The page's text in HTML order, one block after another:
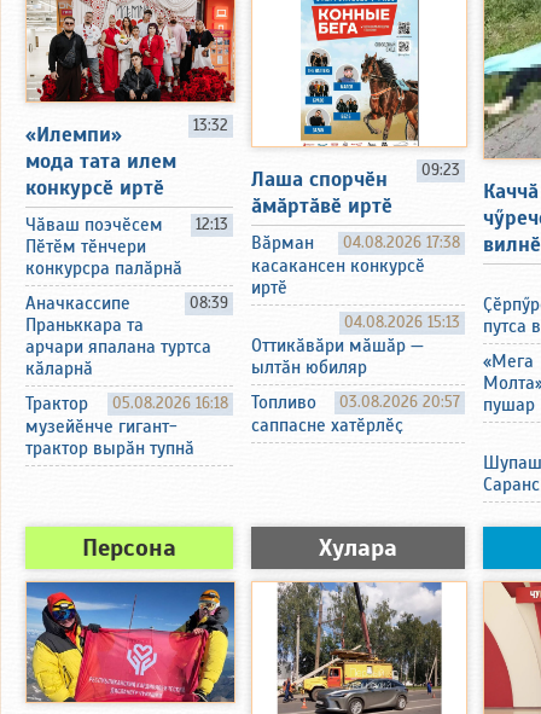
13:32
«Илемпи»
мода тата илем
конкурсӗ иртӗ
12:13
Чӑваш поэчӗсем
Пӗтӗм тӗнчери
конкурсра палӑрнӑ
08:39
Аначкассипе
Праньккара та
арчари япалана туртса
кӑларнӑ
05.08.2026 16:18
Трактор
музейӗнче гигант-
трактор вырӑн тупнӑ
09:23
Лаша спорчӗн
ӑмӑртӑвӗ иртӗ
04.08.2026 17:38
Вӑрман
касакансен конкурсӗ
иртӗ
04.08.2026 15:13
Оттикӑвӑри мӑшӑр —
ылтӑн юбиляр
03.08.2026 20:57
Топливо
саппасне хатӗрлӗҫ
Каччӑ
вилнӗ
путса
«Мега
пушар
Персона Хулара